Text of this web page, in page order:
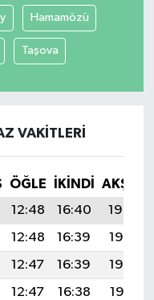
Hamamözü
Taşova
VAKITLERI
ÖĞLE İKINDI
AKŞAM
12:48 16:40
19:54
12:48 16:39
19:53
12:47 16:39
19:52
12:47 16:38
19:51